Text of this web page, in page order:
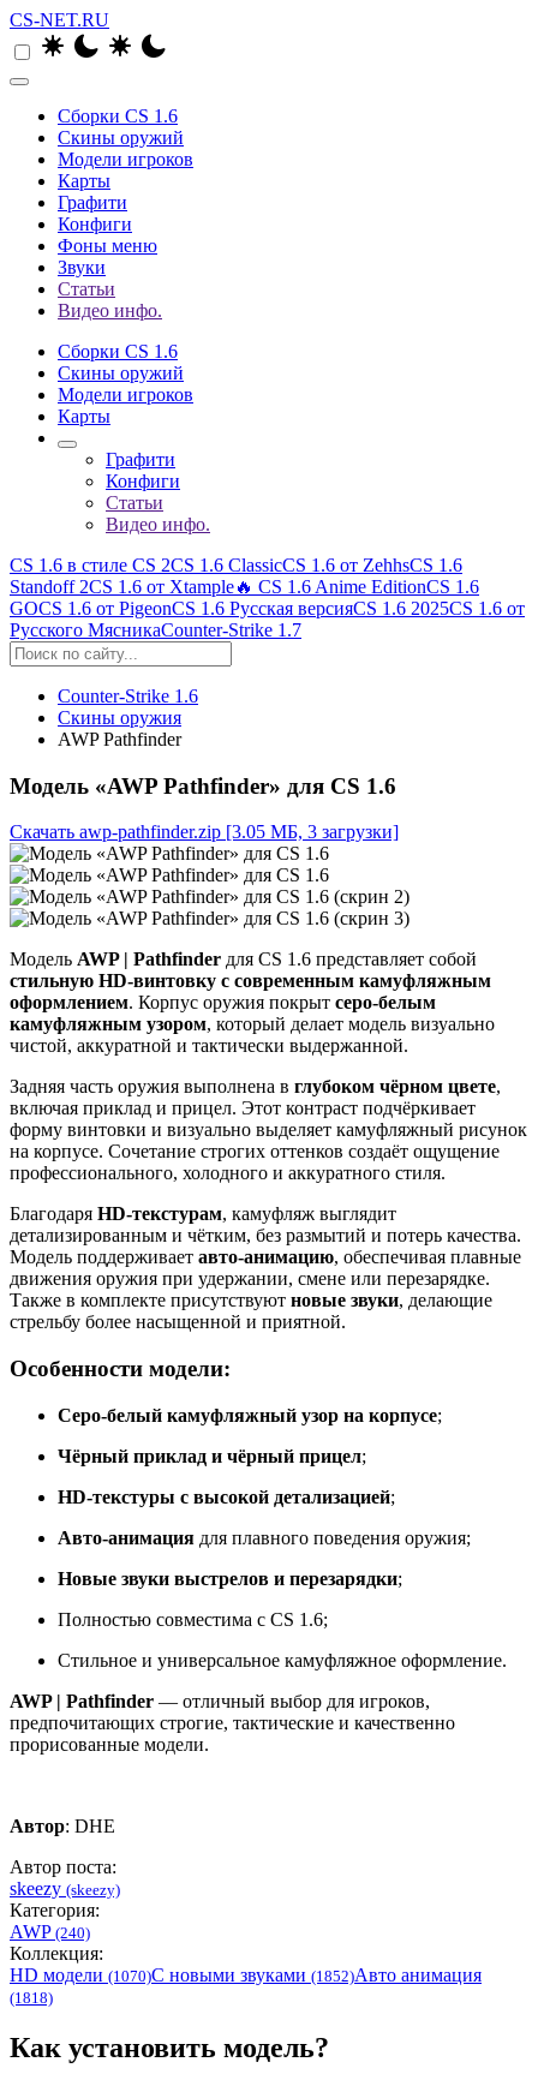
CS-NET.RU
Сборки CS 1.6
Скины оружий
Модели игроков
Карты
Графити
Конфиги
Фоны меню
Звуки
Статьи
Видео инфо.
Сборки CS 1.6
Скины оружий
Модели игроков
Карты
Графити
Конфиги
Статьи
Видео инфо.
CS 1.6 в стиле CS 2CS 1.6 ClassicCS 1.6 от ZehhsCS 1.6
Standoff 2CS 1.6 от Xtample🔥 CS 1.6 Anime EditionCS 1.6
GOCS 1.6 от PigeonCS 1.6 Русская версияCS 1.6 2025CS 1.6 от
Русского МясникаCounter-Strike 1.7
Counter-Strike 1.6
Скины оружия
AWP Pathfinder
Модель «AWP Pathfinder» для CS 1.6
Скачать awp-pathfinder.zip [3.05 МБ, 3 загрузки]
Модель AWP | Pathfinder для CS 1.6 представляет собой
стильную HD-винтовку с современным камуфляжным
оформлением. Корпус оружия покрыт серо-белым
камуфляжным узором, который делает модель визуально
чистой, аккуратной и тактически выдержанной.
Задняя часть оружия выполнена в глубоком чёрном цвете,
включая приклад и прицел. Этот контраст подчёркивает
форму винтовки и визуально выделяет камуфляжный рисунок
на корпусе. Сочетание строгих оттенков создаёт ощущение
профессионального, холодного и аккуратного стиля.
Благодаря HD-текстурам, камуфляж выглядит
детализированным и чётким, без размытий и потерь качества.
Модель поддерживает авто-анимацию, обеспечивая плавные
движения оружия при удержании, смене или перезарядке.
Также в комплекте присутствуют новые звуки, делающие
стрельбу более насыщенной и приятной.
Особенности модели:
Серо-белый камуфляжный узор на корпусе;
Чёрный приклад и чёрный прицел;
HD-текстуры с высокой детализацией;
Авто-анимация для плавного поведения оружия;
Новые звуки выстрелов и перезарядки;
Полностью совместима с CS 1.6;
Стильное и универсальное камуфляжное оформление.
AWP | Pathfinder — отличный выбор для игроков,
предпочитающих строгие, тактические и качественно
прорисованные модели.
Автор: DHE
Автор поста:
skeezy (skeezy)
Категория:
AWP (240)
Коллекция:
HD модели (1070)С новыми звуками (1852)Авто анимация
(1818)
Как установить модель?